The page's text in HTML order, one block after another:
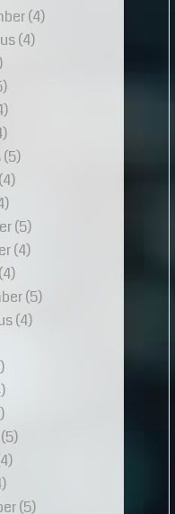
(4)
(4)
(5)
(4)
(5)
(4)
(4)
(5)
(4)
(5)
(5)